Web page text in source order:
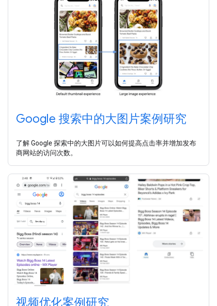
Google 搜索中的大图片案例研究
了解 Google 探索中的大图片可以如何提高点击率并增加发布
商网站的访问次数。
视频优化案例研究